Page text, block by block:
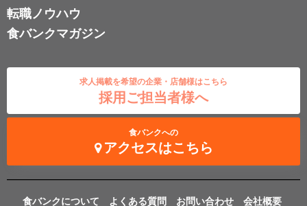
転職ノウハウ
食バンクマガジン
求人掲載を希望の企業・店舗様はこちら
採用ご担当者様へ
食バンクへの
アクセスはこちら
食バンクについて よくある質問 お問い合わせ 会社概要